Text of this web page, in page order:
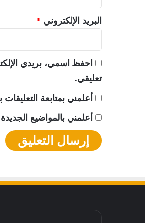
البريد الإلكتروني *
احفظ اسمي، بريدي
تعليقي.
أعلمني بمتابعة
أعلمني بالمواضيع